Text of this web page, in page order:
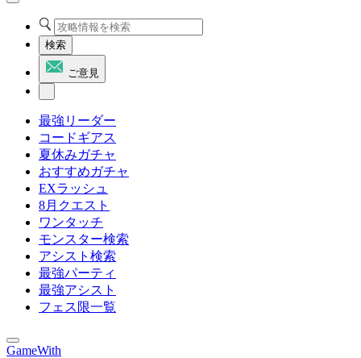
検索
ご意見
最強リーダー
コードギアス
夏休みガチャ
おすすめガチャ
EXラッシュ
8月クエスト
ワンタッチ
モンスター検索
アシスト検索
最強パーティ
最強アシスト
フェス限一覧
GameWith